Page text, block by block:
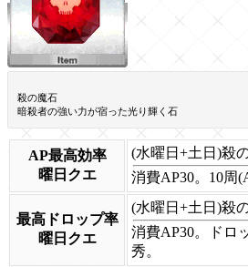
殺の魔石
暗殺者の強い力が宿った光り輝く石
AP最高効率
曜日クエ
(水曜日+土日)殺
消費AP30。10周
最高ドロップ率
曜日クエ
(水曜日+土日)殺
消費AP30。ドロ
秀。